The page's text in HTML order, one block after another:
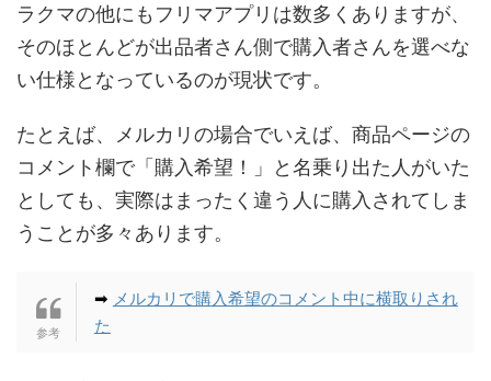
ラクマの他にもフリマアプリは数多くありますが、
そのほとんどが出品者さん側で購入者さんを選べな
い仕様となっているのが現状です。
たとえば、メルカリの場合でいえば、商品ページの
コメント欄で「購入希望！」と名乗り出た人がいた
としても、実際はまったく違う人に購入されてしま
うことが多々あります。
➡ メルカリで購入希望のコメント中に横取りされ
た